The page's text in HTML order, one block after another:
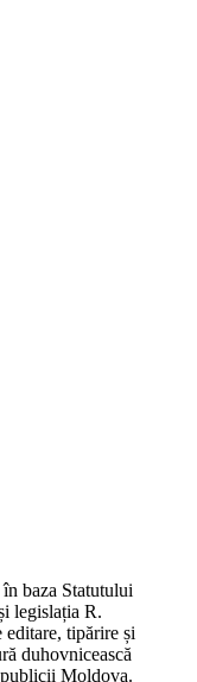
baza Statutului
legislația R.
tipărire și
duhovnicească
Moldova.